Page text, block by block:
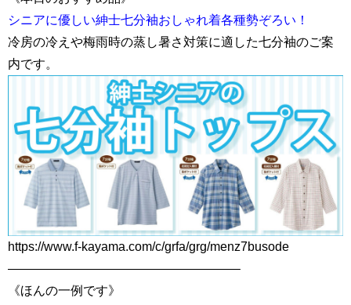
シニアに優しい紳士七分袖おしゃれ着各種勢ぞろい！
冷房の冷えや梅雨時の蒸し暑さ対策に適した七分袖のご案
内です。
https://www.f-kayama.com/c/grfa/grg/menz7busode
——————————————————–
《ほんの一例です》